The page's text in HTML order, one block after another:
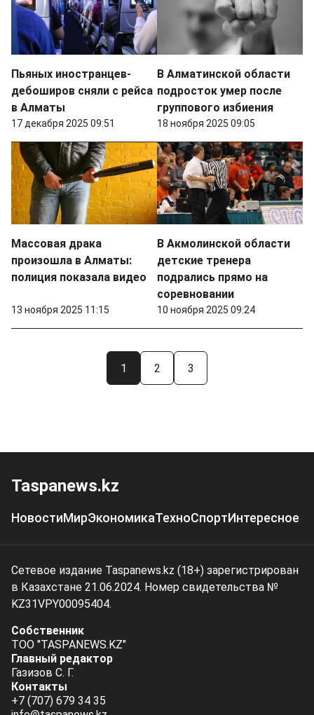
Пьяных иностранцев-
дебоширов сняли с рейса
в Алматы
17 декабря 2025 09:51
В Алматинской области
подросток умер после
группового избиения
18 ноября 2025 09:05
Массовая драка
произошла в Алматы:
полиция показала видео
13 ноября 2025 11:15
В Акмолинской области
детские тренера
подрались прямо на
соревновании
10 ноября 2025 09:24
1 2 3
Taspanews.kz
НовостиМирЭкономикаТехноСпортИнтересное
Сетевое издание Taspanews.kz (18+) зарегистрирован
в Казахстане 21.06.2024. Номер свидетельства №
KZ31VPY00095404.
Собственник
ТОО "TASPANEWS.KZ"
Главный редактор
Газизов С. Г.
Контакты
+7 (707) 679 34 35